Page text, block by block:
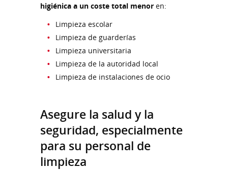
higiénica a un coste total menor en:
Limpieza escolar
Limpieza de guarderías
Limpieza universitaria
Limpieza de la autoridad local
Limpieza de instalaciones de ocio
Asegure la salud y la
seguridad, especialmente
para su personal de
limpieza